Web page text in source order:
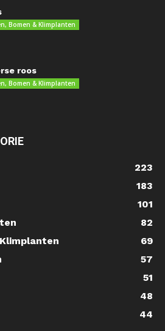
Bomen & Klimplanten
roos
Bomen & Klimplanten
223
183
101
82
69
57
51
48
44